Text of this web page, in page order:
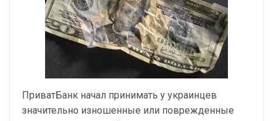
ПриватБанк начал принимать у украинцев
значительно изношенные или поврежденные